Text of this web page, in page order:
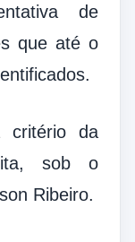
de
que até o
critério da
sob o
Ribeiro.